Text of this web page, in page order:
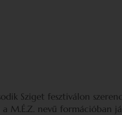
Sziget fesztiválon
M.É.Z. nevű formációban